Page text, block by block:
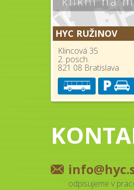
HYC RUŽINOV
Klincová 35
2. posch.
821 08 Bratislava
odpisujeme v